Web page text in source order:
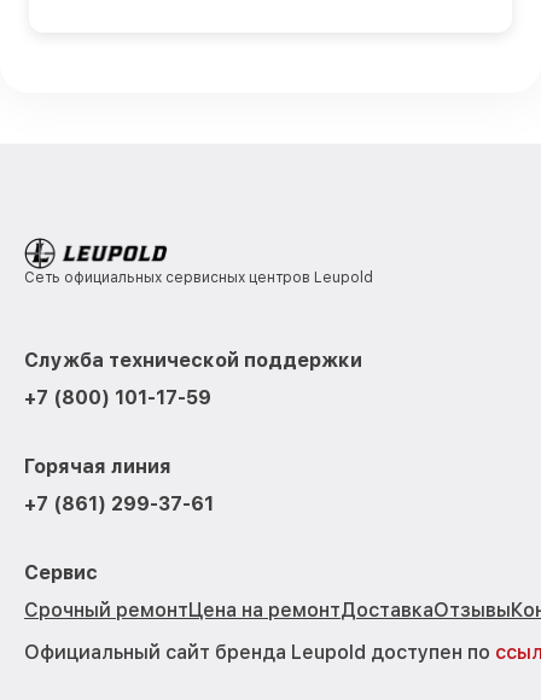
Сеть официальных сервисных центров Leupold
Служба технической поддержки
+7 (800) 101-17-59
Горячая линия
+7 (861) 299-37-61
Сервис
Срочный ремонтЦена на ремонтДоставкаОтзывы
Официальный сайт бренда Leupold доступен по